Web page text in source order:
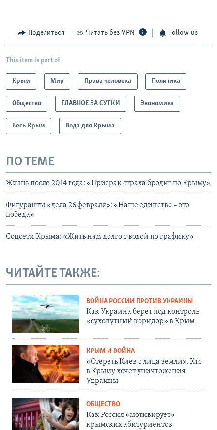
Поделиться Читать без VPN Follow us
This item is part of
Крым Мир Права человека Политика
Общество ГЛАВНОЕ ЗА СУТКИ Экономика
Весь Крым Вода для Крыма
ПО ТЕМЕ
Жизнь после 2014 года: «Призрак страха бродит по Крыму»
Фигуранты «дела 26 февраля»: «Наше единство – это
победа»
Соцсети Крыма: «Жить нам долго с водой по графику»
ЧИТАЙТЕ ТАКЖЕ:
ВОЙНА РОССИИ ПРОТИВ УКРАИНЫ
Как Украина берет под контроль
«сухопутный коридор» в Крым
КРЫМ И ВОЙНА
«Стереть Киев с лица земли». Кто
в Крыму хочет уничтожения
Украины
ОБЩЕСТВО
Как Россия «мотивирует»
крымских абитуриентов